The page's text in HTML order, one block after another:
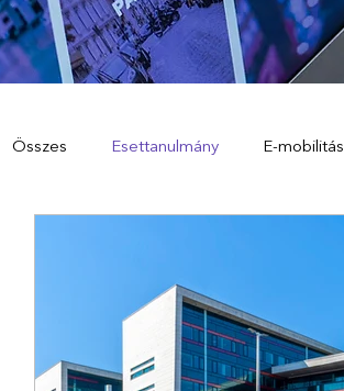
Összes Esettanulmány E-mobilitás